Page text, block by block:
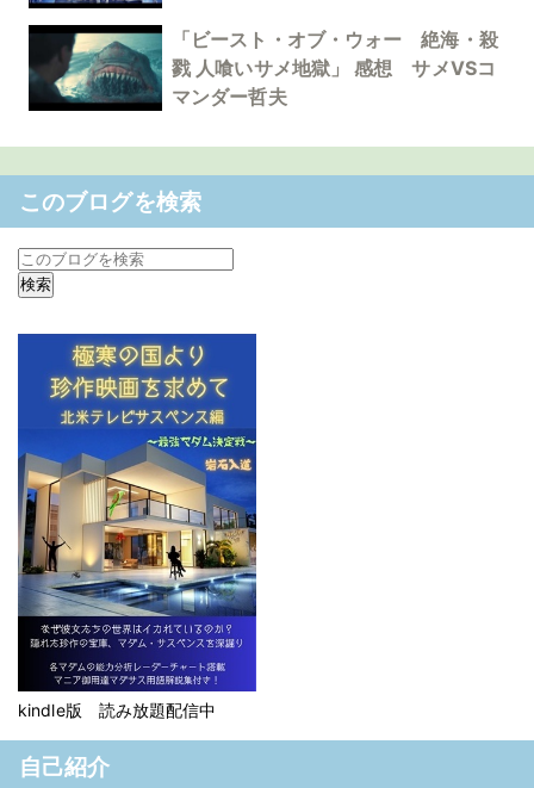
「ビースト・オブ・ウォー 絶海・殺
戮 人喰いサメ地獄」 感想 サメVSコ
マンダー哲夫
このブログを検索
kindle版 読み放題配信中
自己紹介